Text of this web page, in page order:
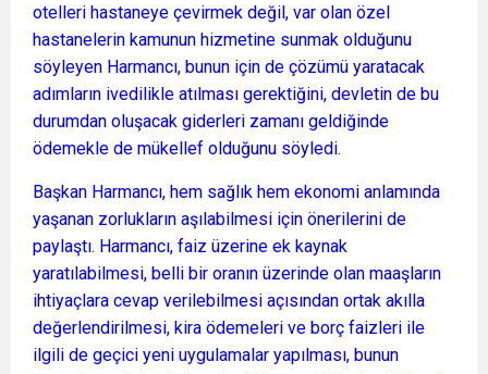
otelleri hastaneye çevirmek değil, var olan özel
hastanelerin kamunun hizmetine sunmak olduğunu
söyleyen Harmancı, bunun için de çözümü yaratacak
adımların ivedilikle atılması gerektiğini, devletin de bu
durumdan oluşacak giderleri zamanı geldiğinde
ödemekle de mükellef olduğunu söyledi.
Başkan Harmancı, hem sağlık hem ekonomi anlamında
yaşanan zorlukların aşılabilmesi için önerilerini de
paylaştı. Harmancı, faiz üzerine ek kaynak
yaratılabilmesi, belli bir oranın üzerinde olan maaşların
ihtiyaçlara cevap verilebilmesi açısından ortak akılla
değerlendirilmesi, kira ödemeleri ve borç faizleri ile
ilgili de geçici yeni uygulamalar yapılması, bunun